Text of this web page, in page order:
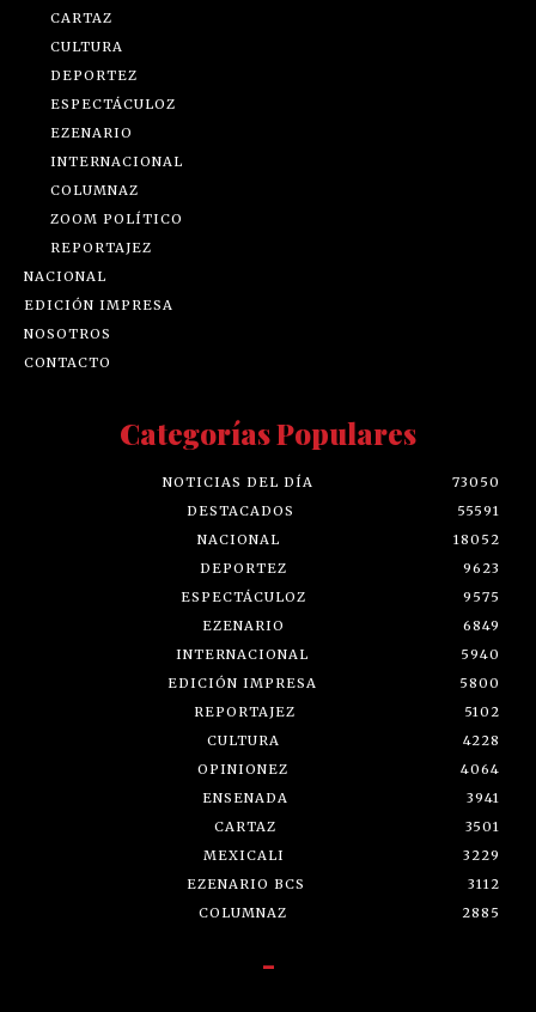
CARTAZ
CULTURA
DEPORTEZ
ESPECTÁCULOZ
EZENARIO
INTERNACIONAL
COLUMNAZ
ZOOM POLÍTICO
REPORTAJEZ
NACIONAL
EDICIÓN IMPRESA
NOSOTROS
CONTACTO
Categorías Populares
NOTICIAS DEL DÍA
73050
DESTACADOS
55591
NACIONAL
18052
DEPORTEZ
9623
ESPECTÁCULOZ
9575
EZENARIO
6849
INTERNACIONAL
5940
EDICIÓN IMPRESA
5800
REPORTAJEZ
5102
CULTURA
4228
OPINIONEZ
4064
ENSENADA
3941
CARTAZ
3501
MEXICALI
3229
EZENARIO BCS
3112
COLUMNAZ
2885
-